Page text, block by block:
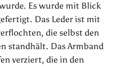
Es wurde mit Blick
Das Leder ist mit
die selbst den
standhält. Das Armband
verziert, die in den